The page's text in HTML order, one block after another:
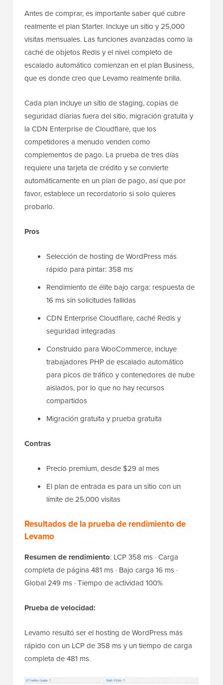
Antes de comprar, es importante saber qué cubre
realmente el plan Starter. Incluye un sitio y 25,000
visitas mensuales. Las funciones avanzadas como la
caché de objetos Redis y el nivel completo de
escalado automático comienzan en el plan Business,
que es donde creo que Levamo realmente brilla.
Cada plan incluye un sitio de staging, copias de
seguridad diarias fuera del sitio, migración gratuita y
la CDN Enterprise de Cloudflare, que los
competidores a menudo venden como
complementos de pago. La prueba de tres días
requiere una tarjeta de crédito y se convierte
automáticamente en un plan de pago, así que por
favor, establece un recordatorio si solo quieres
probarlo.
Pros
Selección de hosting de WordPress más
rápido para pintar: 358 ms
Rendimiento de élite bajo carga: respuesta de
16 ms sin solicitudes fallidas
CDN Enterprise Cloudflare, caché Redis y
seguridad integradas
Construido para WooCommerce, incluye
trabajadores PHP de escalado automático
para picos de tráfico y contenedores de nube
aislados, por lo que no hay recursos
compartidos
Migración gratuita y prueba gratuita
Contras
Precio premium, desde $29 al mes
El plan de entrada es para un sitio con un
límite de 25,000 visitas
Resultados de la prueba de rendimiento de
Levamo
Resumen de rendimiento: LCP 358 ms · Carga
completa de página 481 ms · Bajo carga 16 ms ·
Global 249 ms · Tiempo de actividad 100%
Prueba de velocidad:
Levamo resultó ser el hosting de WordPress más
rápido con un LCP de 358 ms y un tiempo de carga
completa de 481 ms.